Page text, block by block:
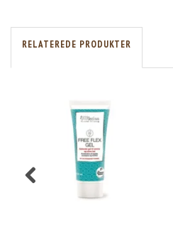
RELATEREDE PRODUKTER